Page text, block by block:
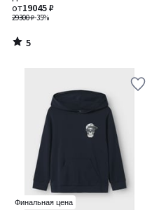
29300 ₽-35%
от19045 ₽
5
/
Финальная цена